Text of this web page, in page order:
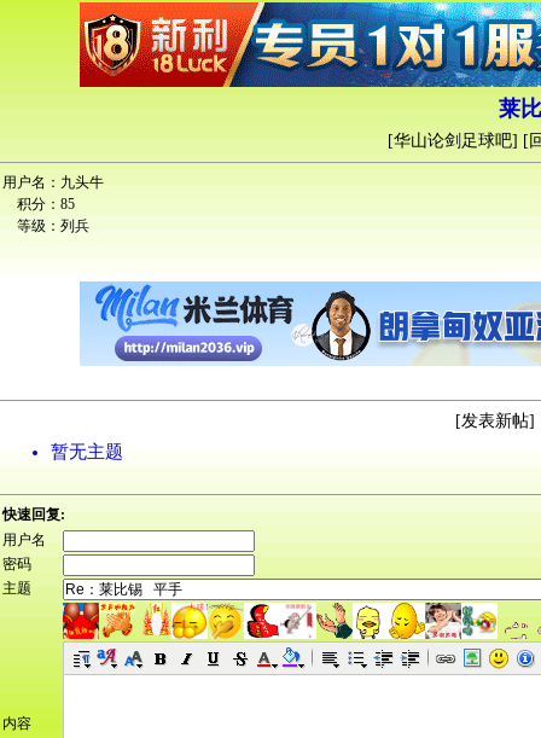
莱
[华山论剑足球吧] [
用户名： 九头牛
积分： 85
等级： 列兵
[发表新帖]
暂无主题
快速回复:
用户名
密码
主题
内容